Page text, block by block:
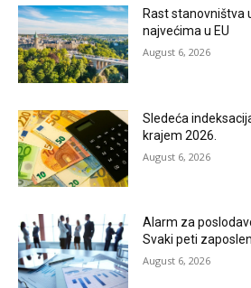
Rast stanovništva
najvećima u EU
August 6, 2026
Sledeća
krajem 2026.
August 6, 2026
Alarm za
Svaki peti
August 6, 2026